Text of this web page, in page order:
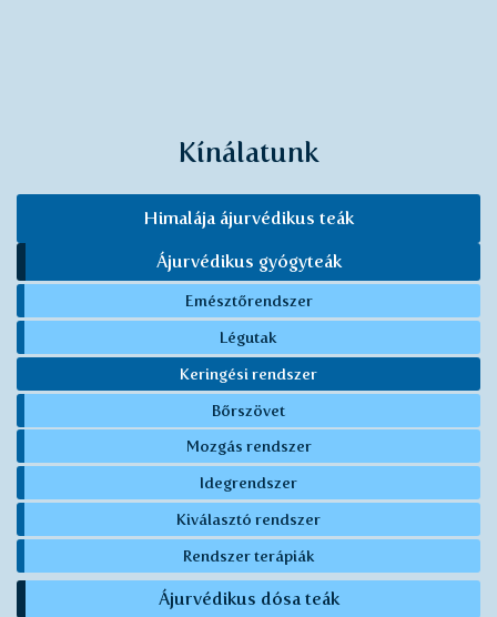
Kínálatunk
Himalája ájurvédikus teák
Ájurvédikus gyógyteák
Emésztőrendszer
Légutak
Keringési rendszer
Bőrszövet
Mozgás rendszer
Idegrendszer
Kiválasztó rendszer
Rendszer terápiák
Ájurvédikus dósa teák